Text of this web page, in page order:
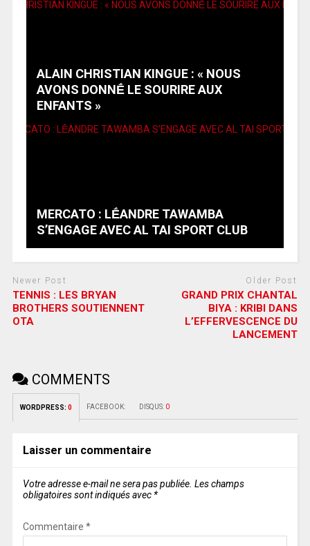
ALAIN CHRISTIAN KINGUE : « NOUS
AVONS DONNḖ LE SOURIRE AUX
ENFANTS »
MERCATO : LḖANDRE TAWAMBA
S’ENGAGE AVEC AL TAI SPORT CLUB
Newer Post
TENNIS : LES BRYAN
BROTHERS SOUTIENNENT
OTA
Older Post
GRAND PRIX CHANTAL
BIYA : KRIBI DANS
L’EFFERVESCENCE DU
LANCEMENT
COMMENTS
WORDPRESS: 0 FACEBOOK: DISQUS: 0
Laisser un commentaire
Votre adresse e-mail ne sera pas publiée. Les champs
obligatoires sont indiqués avec *
Commentaire *